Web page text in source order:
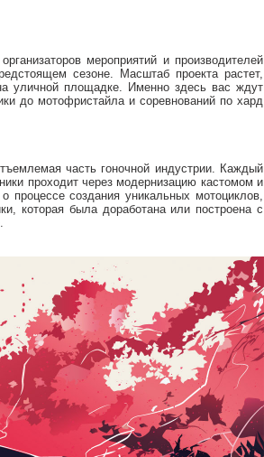
мероприятий и производителей
сезоне. Масштаб проекта растет,
уличной площадке. Именно здесь вас ждут
до мотофристайла и соревнований по хард
часть гоночной индустрии. Каждый
проходит через модернизацию кастомом и
процессе создания уникальных мотоциклов,
которая была доработана или построена с